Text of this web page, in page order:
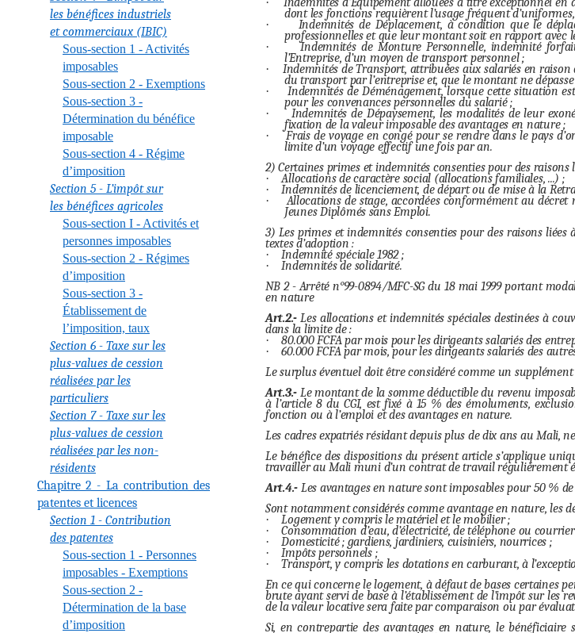
les bénéfices industriels
et commerciaux (IBIC)
Sous-section 1 - Activités
imposables
Sous-section 2 - Exemptions
Sous-section 3 -
Détermination du bénéfice
imposable
Sous-section 4 - Régime
d’imposition
Section 5 - L’impôt sur
les bénéfices agricoles
Sous-section I - Activités et
personnes imposables
Sous-section 2 - Régimes
d’imposition
Sous-section 3 -
Établissement de
l’imposition, taux
Section 6 - Taxe sur les
plus-values de cession
réalisées par les
particuliers
Section 7 - Taxe sur les
plus-values de cession
réalisées par les non-
résidents
Chapitre 2 - La contribution des
patentes et licences
Section 1 - Contribution
des patentes
Sous-section 1 - Personnes
imposables - Exemptions
Sous-section 2 -
Détermination de la base
d’imposition
dont les fonctions requièrent l’usage fréquent
· Indemnités de Déplacement, à condition que le
professionnelles et que leur montant soit en rapport avec
· Indemnités de Monture Personnelle, indemnité
l’Entreprise, d’un moyen de transport personnel ;
· Indemnités de Transport, attribuées aux salariés en
du transport par l’entreprise et, que le montant ne
· Indemnités de Déménagement, lorsque cette situation
pour les convenances personnelles du salarié ;
· Indemnités de Dépaysement, les modalités de leur
fixation de la valeur imposable des avantages en nature ;
· Frais de voyage en congé pour se rendre dans le pays
limite d’un voyage effectif une fois par an.
2) Certaines primes et indemnités consenties pour des
· Allocations de caractère social (allocations familiales, ...) ;
· Indemnités de licenciement, de départ ou de mise à la
· Allocations de stage, accordées conformément au
Jeunes Diplômés sans Emploi.
3) Les primes et indemnités consenties pour des raisons
textes d’adoption :
· Indemnité spéciale 1982 ;
·
Indemnités de solidarité.
NB 2 - Arrêté n°99-0894/MFC-SG du 18 mai 1999 portant
en nature
Art.2.- Les allocations et indemnités spéciales destinées à
dans la limite de :
· 80.000 FCFA par mois pour les dirigeants salariés des
·
60.000 FCFA par mois, pour les dirigeants salariés des
Le surplus éventuel doit être considéré comme un
Art.3.- Le montant de la somme déductible du revenu
à l’article 8 du CGI, est fixé à 15 % des émoluments,
fonction ou à l’emploi et des avantages en nature.
Les cadres expatriés résidant depuis plus de dix ans au Mali,
Le bénéfice des dispositions du présent article s’applique
travailler au Mali muni d’un contrat de travail régulièrement
Art.4.- Les avantages en nature sont imposables pour 50 %
Sont notamment considérés comme avantage en nature, les
· Logement y compris le matériel et le mobilier ;
· Consommation d’eau, d’électricité, de téléphone ou
· Domesticité ; gardiens, jardiniers, cuisiniers, nourrices ;
· Impôts personnels ;
·
Transport, y compris les dotations en carburant, à
En ce qui concerne le logement, à défaut de bases certaines
brute ayant servi de base à l’établissement de l’impôt sur les
de la valeur locative sera faite par comparaison ou par
Si, en contrepartie des avantages en nature, le